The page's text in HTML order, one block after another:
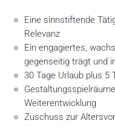
Eine sinnstiftende
Relevanz
Ein engagiertes,
gegenseitig trägt und
30 Tage Urlaub plus 5
Weiterentwicklung
Zuschuss zur